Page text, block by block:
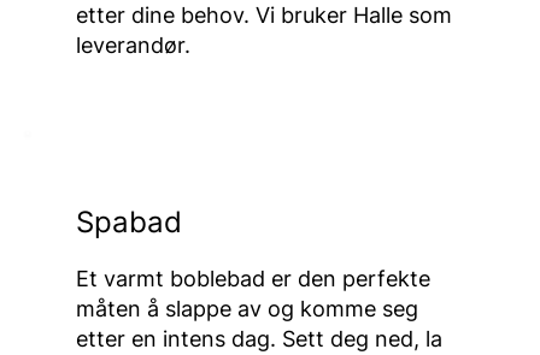
etter dine behov. Vi bruker Halle som
leverandør.
Spabad
Et varmt boblebad er den perfekte
måten å slappe av og komme seg
etter en intens dag. Sett deg ned, la